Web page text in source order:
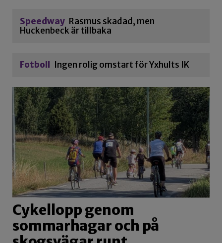
Speedway Rasmus skadad, men
Huckenbeck är tillbaka
Fotboll Ingen rolig omstart för Yxhults IK
Cykellopp genom
sommarhagar och på